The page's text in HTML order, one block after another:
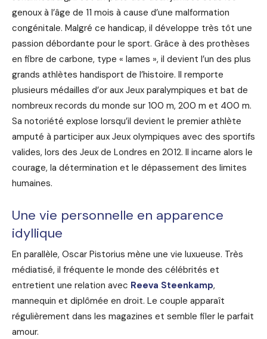
genoux à l’âge de 11 mois à cause d’une malformation
congénitale. Malgré ce handicap, il développe très tôt une
passion débordante pour le sport. Grâce à des prothèses
en fibre de carbone, type « lames », il devient l’un des plus
grands athlètes handisport de l’histoire. Il remporte
plusieurs médailles d’or aux Jeux paralympiques et bat de
nombreux records du monde sur 100 m, 200 m et 400 m.
Sa notoriété explose lorsqu’il devient le premier athlète
amputé à participer aux Jeux olympiques avec des sportifs
valides, lors des Jeux de Londres en 2012. Il incarne alors le
courage, la détermination et le dépassement des limites
humaines.
Une vie personnelle en apparence
idyllique
En parallèle, Oscar Pistorius mène une vie luxueuse. Très
médiatisé, il fréquente le monde des célébrités et
entretient une relation avec Reeva Steenkamp,
mannequin et diplômée en droit. Le couple apparaît
régulièrement dans les magazines et semble filer le parfait
amour.